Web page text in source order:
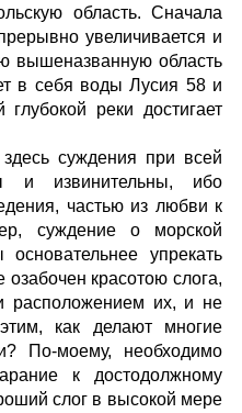
область. Сначала
увеличивается и
вышеназванную область
в себя воды Лусия 58 и
реки достигает
суждения при всей
и извинительны, ибо
частью из любви к
суждение о морской
упрекать
красотою слога,
расположением их, и не
как делают многие
По-моему, необходимо
к достодолжному
слог в высокой мере